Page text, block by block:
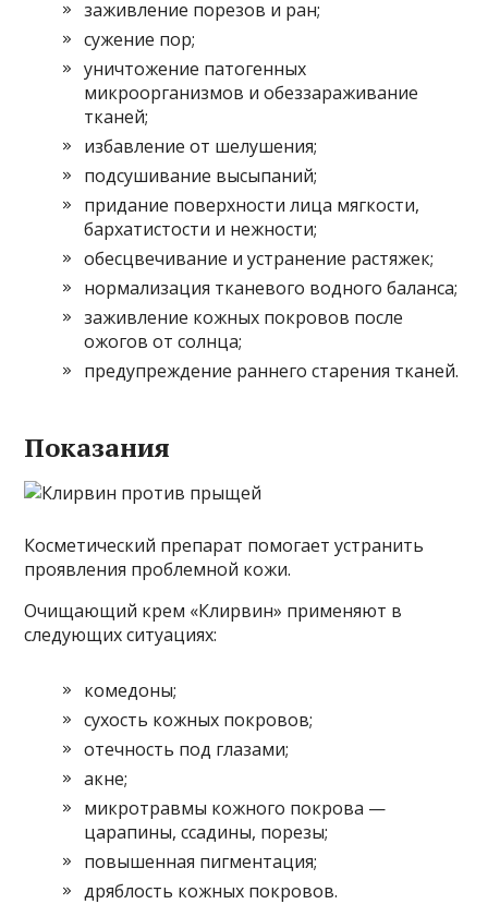
заживление порезов и ран;
сужение пор;
уничтожение патогенных
микроорганизмов и обеззараживание
тканей;
избавление от шелушения;
подсушивание высыпаний;
придание поверхности лица мягкости,
бархатистости и нежности;
обесцвечивание и устранение растяжек;
нормализация тканевого водного баланса;
заживление кожных покровов после
ожогов от солнца;
предупреждение раннего старения тканей.
Показания
Косметический препарат помогает устранить
проявления проблемной кожи.
Очищающий крем «Клирвин» применяют в
следующих ситуациях:
комедоны;
сухость кожных покровов;
отечность под глазами;
акне;
микротравмы кожного покрова —
царапины, ссадины, порезы;
повышенная пигментация;
дряблость кожных покровов.